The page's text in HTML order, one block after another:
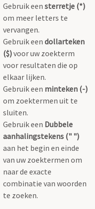
Gebruik een sterretje (*)
om meer letters te
vervangen.
Gebruik een dollarteken
($)voor uw zoekterm
voor resultaten die op
elkaar lijken.
Gebruik een minteken (-)
om zoektermen uit te
sluiten.
Gebruik een Dubbele
aanhalingstekens (" ")
aan het begin en einde
van uw zoektermen om
naar de exacte
combinatie van woorden
te zoeken.